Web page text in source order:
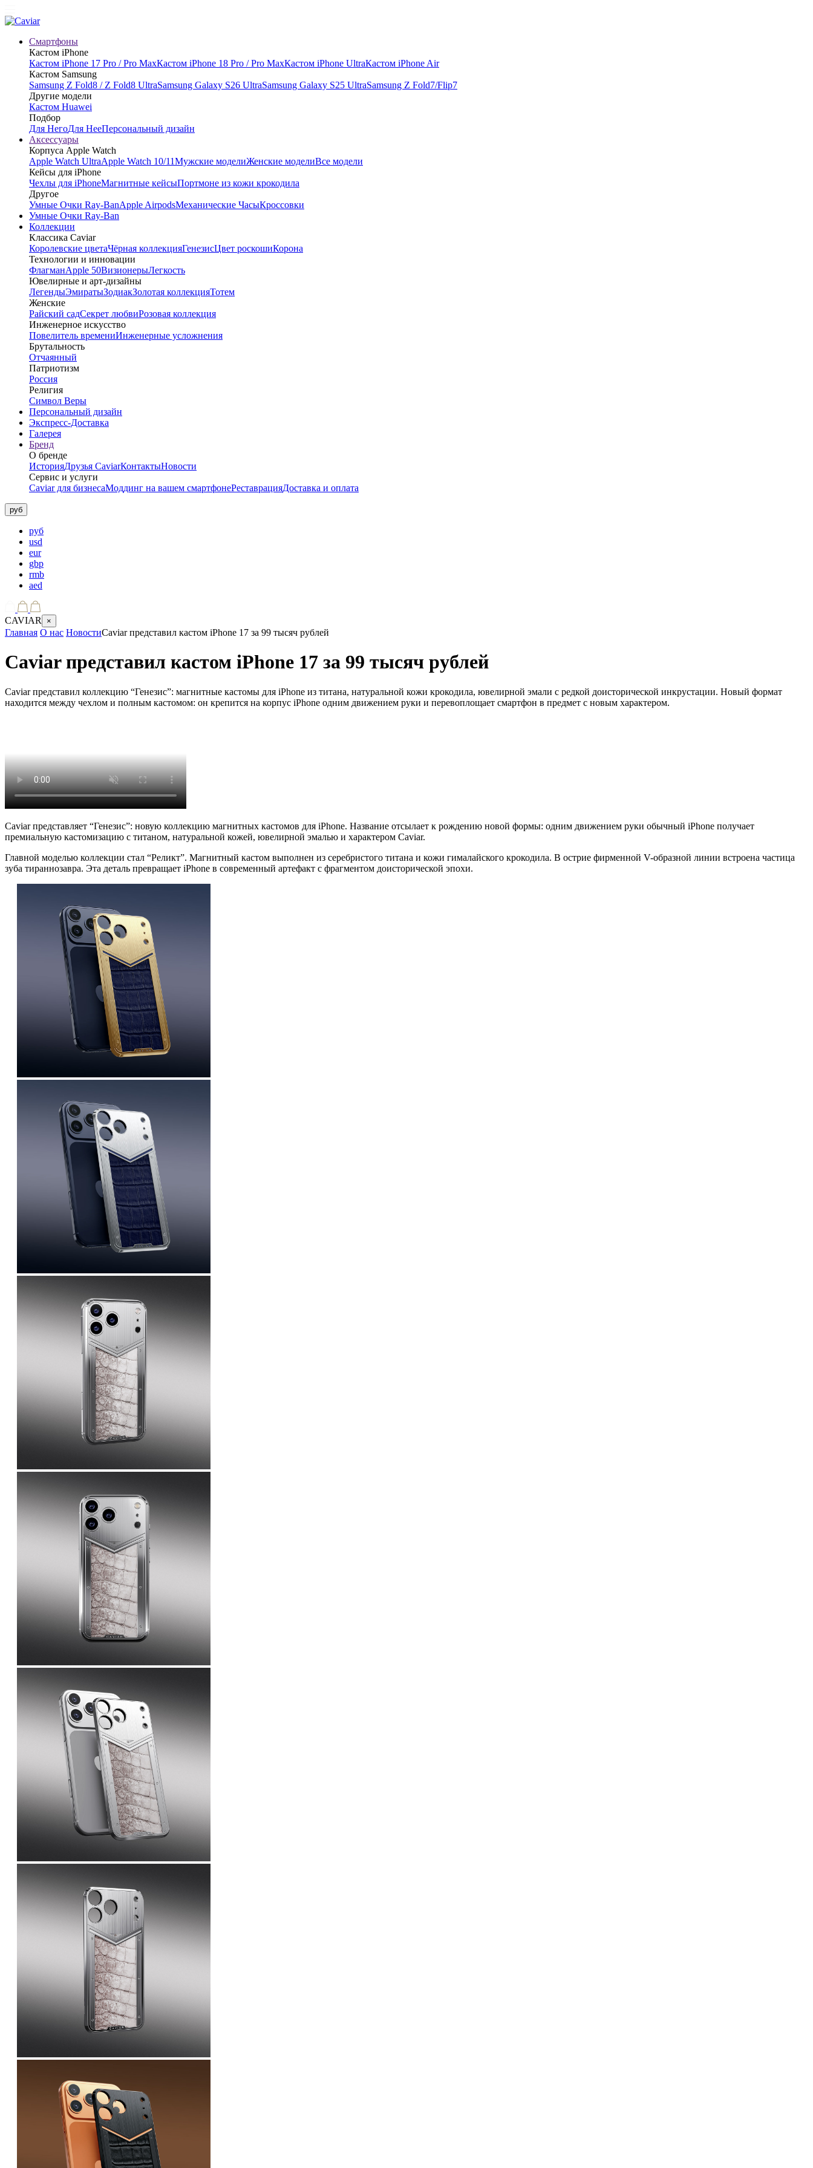
Смартфоны
Кастом iPhone
Кастом iPhone 17 Pro / Pro MaxКастом iPhone 18 Pro / Pro MaxКастом iPhone UltraКастом iPhone Air
Кастом Samsung
Samsung Z Fold8 / Z Fold8 UltraSamsung Galaxy S26 UltraSamsung Galaxy S25 UltraSamsung Z Fold7/Flip7
Другие модели
Кастом Huawei
Подбор
Для НегоДля НееПерсональный дизайн
Аксессуары
Корпуса Apple Watch
Apple Watch UltraApple Watch 10/11Мужские моделиЖенские моделиВсе модели
Кейсы для iPhone
Чехлы для iPhoneМагнитные кейсыПортмоне из кожи крокодила
Другое
Умные Очки Ray-BanApple AirpodsМеханические ЧасыКроссовки
Умные Очки Ray-Ban
Коллекции
Классика Caviar
Королевские цветаЧёрная коллекцияГенезисЦвет роскошиКорона
Технологии и инновации
ФлагманApple 50ВизионерыЛегкость
Ювелирные и арт-дизайны
ЛегендыЭмиратыЗодиакЗолотая коллекцияТотем
Женские
Райский садСекрет любвиРозовая коллекция
Инженерное искусство
Повелитель времениИнженерные усложнения
Брутальность
Отчаянный
Патриотизм
Россия
Религия
Символ Веры
Персональный дизайн
Экспресс-Доставка
Галерея
Бренд
О бренде
ИсторияДрузья CaviarКонтактыНовости
Сервис и услуги
Caviar для бизнесаМоддинг на вашем смартфонеРеставрацияДоставка и оплата
руб
руб
usd
eur
gbp
rmb
aed
CAVIAR ×
Главная О нас НовостиCaviar представил кастом iPhone 17 за 99 тысяч рублей
Caviar представил кастом iPhone 17 за 99 тысяч рублей
Caviar представил коллекцию “Генезис”: магнитные кастомы для iPhone из титана, натуральной кожи крокодила, ювелирной эмали с редкой доисторической инкрустации. Новый формат
находится между чехлом и полным кастомом: он крепится на корпус iPhone одним движением руки и перевоплощает смартфон в предмет с новым характером.
Caviar представляет “Генезис”: новую коллекцию магнитных кастомов для iPhone. Название отсылает к рождению новой формы: одним движением руки обычный iPhone получает
премиальную кастомизацию с титаном, натуральной кожей, ювелирной эмалью и характером Caviar.
Главной моделью коллекции стал “Реликт”. Магнитный кастом выполнен из серебристого титана и кожи гималайского крокодила. В острие фирменной V-образной линии встроена частица
зуба тираннозавра. Эта деталь превращает iPhone в современный артефакт с фрагментом доисторической эпохи.